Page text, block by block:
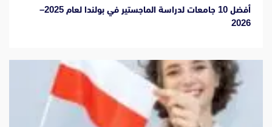
أفضل 10 جامعات لدراسة الماجستير في بولندا لعام 2025–
2026